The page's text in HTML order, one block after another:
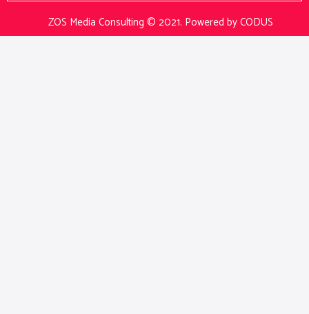
ZOS Media Consulting © 2021. Powered by CODUS